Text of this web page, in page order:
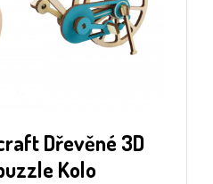
Dřevěné 3D
Kolo